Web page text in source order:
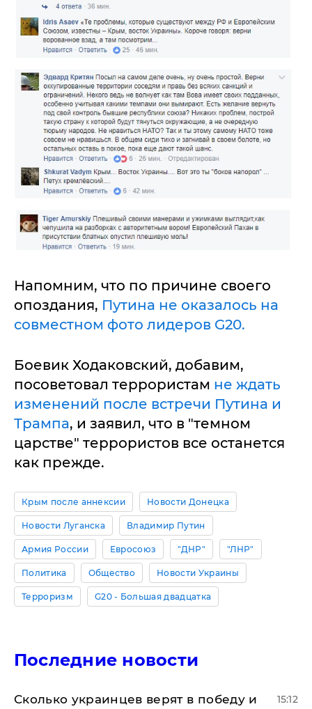
Напомним, что по причине своего
опоздания, Путина не оказалось на
совместном фото лидеров G20.
Боевик Ходаковский, добавим,
посоветовал террористам не ждать
изменений после встречи Путина и
Трампа, и заявил, что в "темном
царстве" террористов все останется
как прежде.
Крым после аннексии Новости Донецка
Новости Луганска Владимир Путин
Армия России Евросоюз "ДНР" "ЛНР"
Политика Общество Новости Украины
Терроризм G20 - Большая двадцатка
Последние новости
Сколько украинцев верят в победу и
15:12